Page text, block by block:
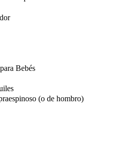
Bebés
(o de hombro)